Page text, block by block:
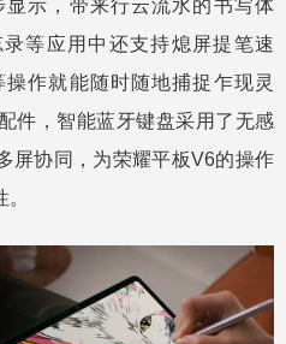
示，带来行云流水的书写体
等应用中还支持熄屏提笔速
作就能随时随地捕捉乍现灵
件，智能蓝牙键盘采用了无感
屏协同，为荣耀平板V6的操作